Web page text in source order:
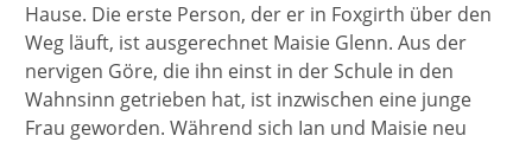
Hause. Die erste Person, der er in Foxgirth über den
Weg läuft, ist ausgerechnet Maisie Glenn. Aus der
nervigen Göre, die ihn einst in der Schule in den
Wahnsinn getrieben hat, ist inzwischen eine junge
Frau geworden. Während sich Ian und Maisie neu